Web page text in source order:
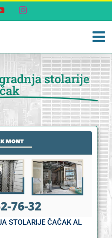
YouTubeInstagram
stolarije
STOLARIJE ČAČAK AL